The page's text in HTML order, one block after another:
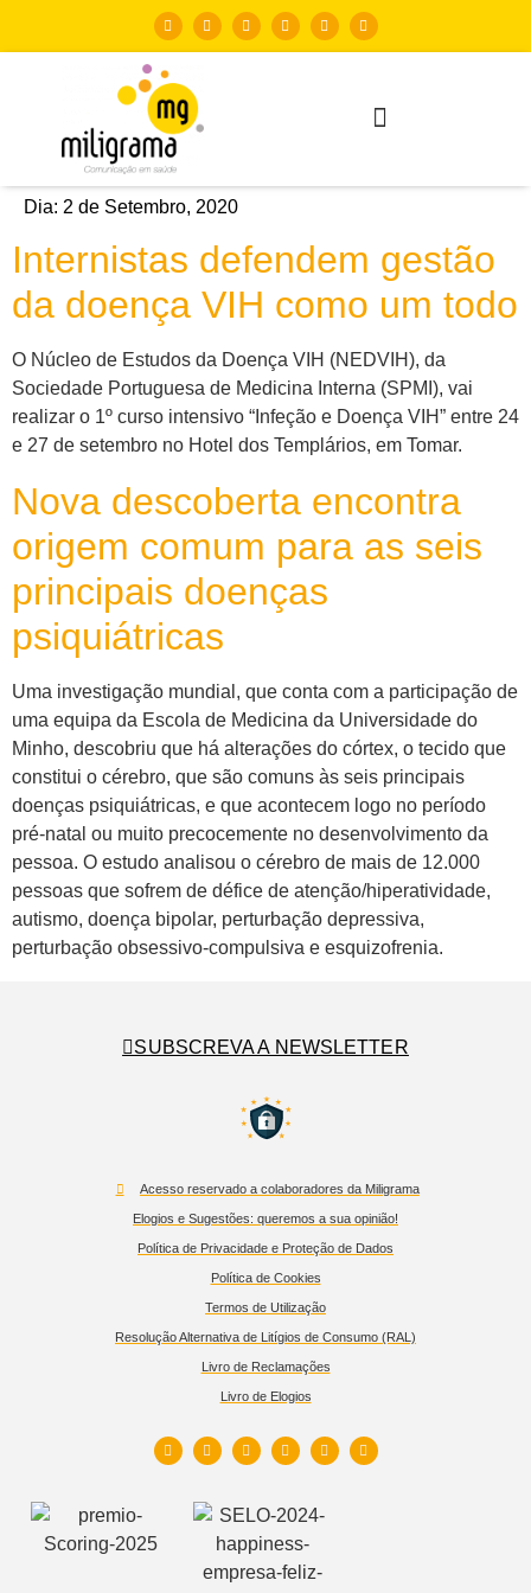
Dia: 2 de Setembro, 2020
Internistas defendem gestão
da doença VIH como um todo
O Núcleo de Estudos da Doença VIH (NEDVIH), da
Sociedade Portuguesa de Medicina Interna (SPMI), vai
realizar o 1º curso intensivo “Infeção e Doença VIH” entre 24
e 27 de setembro no Hotel dos Templários, em Tomar.
Nova descoberta encontra
origem comum para as seis
principais doenças
psiquiátricas
Uma investigação mundial, que conta com a participação de
uma equipa da Escola de Medicina da Universidade do
Minho, descobriu que há alterações do córtex, o tecido que
constitui o cérebro, que são comuns às seis principais
doenças psiquiátricas, e que acontecem logo no período
pré-natal ou muito precocemente no desenvolvimento da
pessoa. O estudo analisou o cérebro de mais de 12.000
pessoas que sofrem de défice de atenção/hiperatividade,
autismo, doença bipolar, perturbação depressiva,
perturbação obsessivo-compulsiva e esquizofrenia.
SUBSCREVA A NEWSLETTER
Acesso reservado a colaboradores da Miligrama
Elogios e Sugestões: queremos a sua opinião!
Política de Privacidade e Proteção de Dados
Política de Cookies
Termos de Utilização
Resolução Alternativa de Litígios de Consumo (RAL)
Livro de Reclamações
Livro de Elogios